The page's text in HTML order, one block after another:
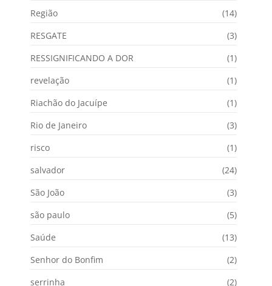
Região
(14)
RESGATE
(3)
RESSIGNIFICANDO A DOR
(1)
revelação
(1)
Riachão do Jacuípe
(1)
Rio de Janeiro
(3)
risco
(1)
salvador
(24)
São João
(3)
são paulo
(5)
Saúde
(13)
Senhor do Bonfim
(2)
serrinha
(2)